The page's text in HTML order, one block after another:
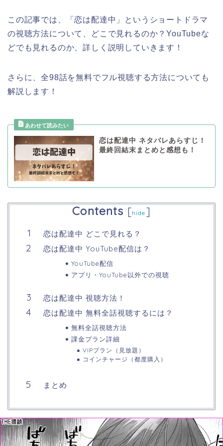
この記事では、「恋は配達中」というショートドラマ
の視聴方法について、どこで見れるのか？YouTubeな
どでも見れるのか、詳しく説明していきます！
さらに、全98話を無料でフル視聴する方法についても
解説します！
恋は配達中 ネタバレあらすじ！
最終回結末まとめと感想も！
Contents [hide ]
恋は配達中 どこで見れる？
恋は配達中 YouTube配信は？
YouTube配信
アプリ・YouTube以外での視聴
恋は配達中 視聴方法！
恋は配達中 無料全話視聴するには？
無料全話視聴方法
課金プラン詳細
VIPプラン（見放題）
コインチャージ（都度購入）
まとめ